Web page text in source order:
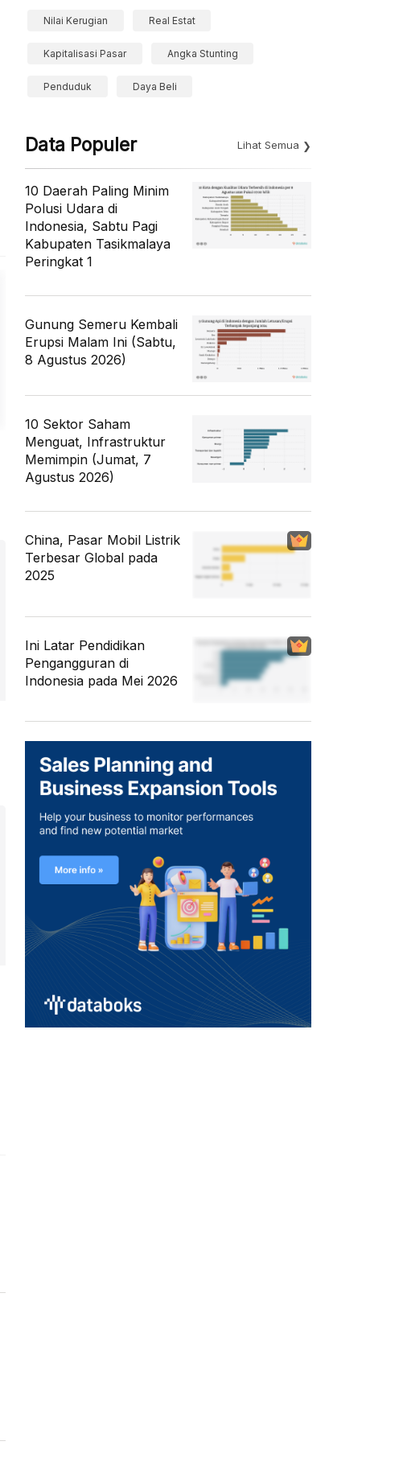
Nilai Kerugian Real Estat
Kapitalisasi Pasar Angka Stunting
Penduduk Daya Beli
Data Populer Lihat Semua
10 Daerah Paling Minim
Polusi Udara di
Indonesia, Sabtu Pagi
Kabupaten Tasikmalaya
Peringkat 1
Gunung Semeru Kembali
Erupsi Malam Ini (Sabtu,
8 Agustus 2026)
10 Sektor Saham
Menguat, Infrastruktur
Memimpin (Jumat, 7
Agustus 2026)
China, Pasar Mobil Listrik
Terbesar Global pada
2025
Ini Latar Pendidikan
Pengangguran di
Indonesia pada Mei 2026